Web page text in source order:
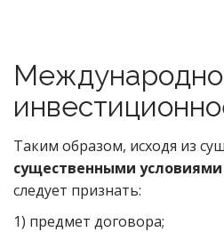
Таким образом, исходя из
существенными условиями
следует признать:
1) предмет договора;